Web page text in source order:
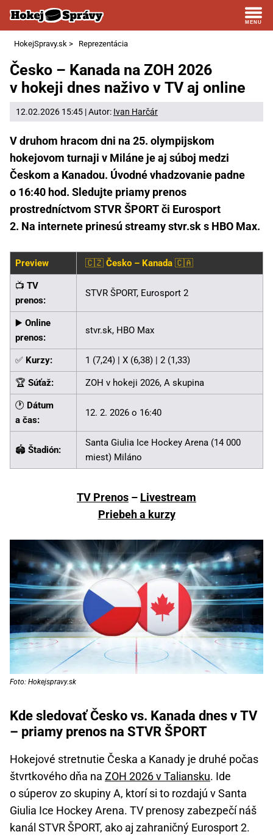
HokejSpravy.sk > Reprezentácia
Česko – Kanada na ZOH 2026
v hokeji dnes naživo v TV aj online
12.02.2026 15:45 | Autor: Ivan Harčár
V druhom hracom dni na 25. olympijskom
hokejovom turnaji v Miláne je aj súboj medzi
Českom a Kanadou. Úvodné vhadzovanie padne
o 16:40 hod. Sledujte priamy prenos
prostredníctvom STVR ŠPORT či Eurosport
2. Na internete prinesú streamy stvr.sk s HBO Max.
Preview 🇨🇿 Česko – Kanada 🇨🇦
📺 TV
prenos:
STVR ŠPORT, Eurosport 2
▶️ Online
prenos:
stvr.sk, HBO Max
✅ Kurzy: 1 (7,24) | X (6,38) | 2 (1,33)
🏆 Súťaž: ZOH v hokeji 2026, A skupina
🕐 Dátum
a čas:
12. 2. 2026 o 16:40
🏟️ Štadión:
Santa Giulia Ice Hockey Arena (14 000
miest) Miláno
TV Prenos – Livestream
Priebeh a kurzy
Foto: Hokejspravy.sk
Kde sledovať Česko vs. Kanada dnes v TV
– priamy prenos na STVR ŠPORT
Hokejové stretnutie Česka a Kanady je druhé počas
štvrtkového dňa na ZOH 2026 v Taliansku. Ide
o súperov zo skupiny A, ktorí si to rozdajú v Santa
Giulia Ice Hockey Arena. TV prenosy zabezpečí náš
kanál STVR ŠPORT, ako aj zahraničný Eurosport 2.